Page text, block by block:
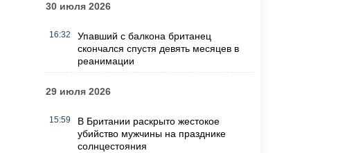
30 июля 2026
16:32
Упавший с балкона британец
скончался спустя девять месяцев в
реанимации
29 июля 2026
15:59
В Британии раскрыто жестокое
убийство мужчины на празднике
солнцестояния